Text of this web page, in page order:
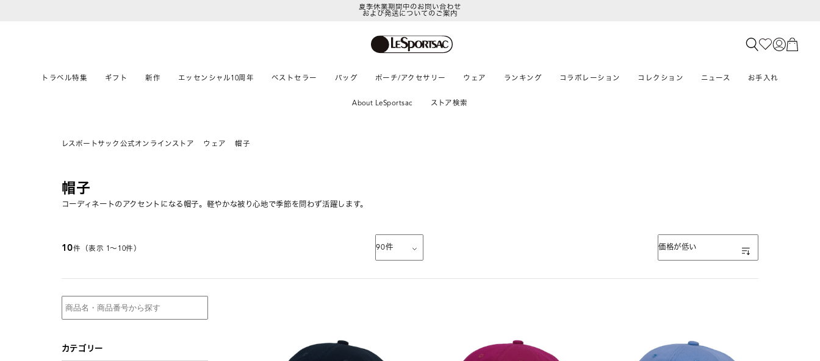
夏季休業期間中のお問い合わせ
および発送についてのご案内
トラベル特集 ギフト 新作 エッセンシャル10周年 ベストセラー バッグ ポーチ/アクセサリー ウェア ランキング コラボレーション コレクション ニュース お手入れ
About LeSportsac ストア検索
レスポートサック公式オンラインストア ウェア 帽子
帽子
コーディネートのアクセントになる帽子。軽やかな被り心地で季節を問わず活躍します。
10件（表示 1〜10件） 90件 表示順
価格が低い
カテゴリー